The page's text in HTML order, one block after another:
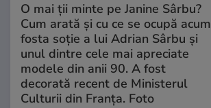
O mai ții minte pe Janine Sârbu?
Cum arată și cu ce se ocupă acum
fosta soție a lui Adrian Sârbu și
unul dintre cele mai apreciate
modele din anii 90. A fost
decorată recent de Ministerul
Culturii din Franța. Foto